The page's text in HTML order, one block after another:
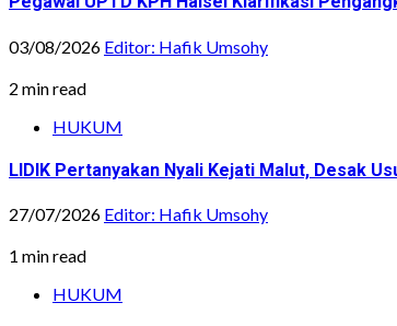
03/08/2026 Editor: Hafik Umsohy
2 min read
HUKUM
LIDIK Pertanyakan Nyali Kejati Malut, Desak
27/07/2026 Editor: Hafik Umsohy
1 min read
HUKUM